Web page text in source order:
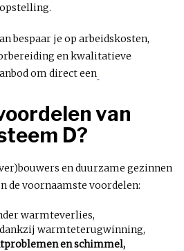
bespaar je op arbeidskosten,
en kwalitatieve
om direct een
van
D?
en duurzame gezinnen
de voornaamste voordelen:
warmteverlies,
warmteterugwinning,
en schimmel,